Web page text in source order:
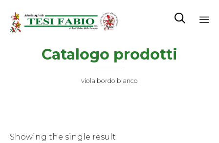

Catalogo prodotti
viola bordo bianco
Showing the single result